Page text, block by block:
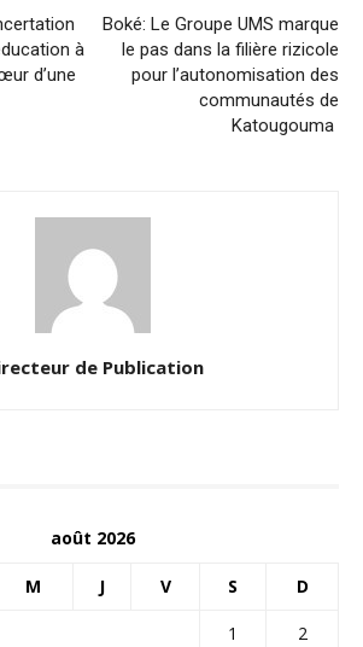
à
d’une
Boké: Le Groupe UMS marque
le pas dans la filière rizicole
pour l’autonomisation des
communautés de
Katougouma
de Publication
août 2026
M J V S D
1 2